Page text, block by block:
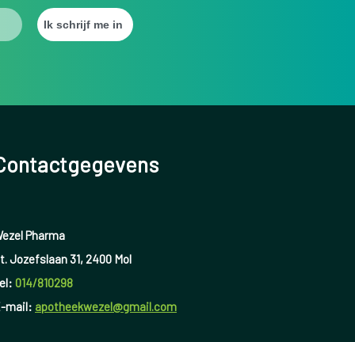
Pharma
Jozefslaan 31, 2400 Mol
014/810298
mail: apotheekwezel@gmail.com